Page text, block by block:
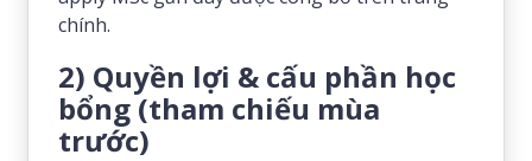
chính.
2) Quyền lợi & cấu phần học
bổng (tham chiếu mùa
trước)